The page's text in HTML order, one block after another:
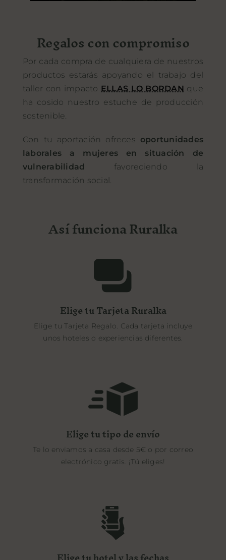
Regalos con compromiso
Por cada compra de cualquiera de nuestros
productos estarás apoyando el trabajo del
taller con impacto ELLAS LO BORDAN que
ha cosido nuestro estuche de producción
sostenible.
Con tu aportación ofreces oportunidades
laborales a mujeres en situación de
vulnerabilidad
favoreciendo la
transformación social.
Así funciona Ruralka
Elige tu Tarjeta Ruralka
Elige tu Tarjeta Regalo. Cada tarjeta incluye
unos hoteles o experiencias diferentes.
Elige tu tipo de envío
Te lo enviamos a casa desde 5€ o por correo
electrónico gratis. ¡Tú eliges!